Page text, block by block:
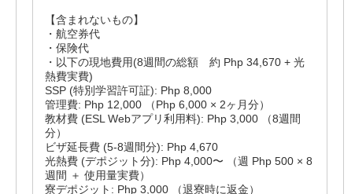
【含まれないもの】
・航空券代
・保険代
・以下の現地費用(8週間の総額 約 Php 34,670 + 光
熱費実費)
SSP (特別学習許可証): Php 8,000
管理費: Php 12,000 （Php 6,000 × 2ヶ月分）
教材費 (ESL Webアプリ利用料): Php 3,000 （8週間
分）
ビザ延長費 (5-8週間分): Php 4,670
光熱費 (デポジット分): Php 4,000〜 （週 Php 500 × 8
週間 ＋ 使用量実費）
寮デポジット: Php 3,000 （退寮時に返金）